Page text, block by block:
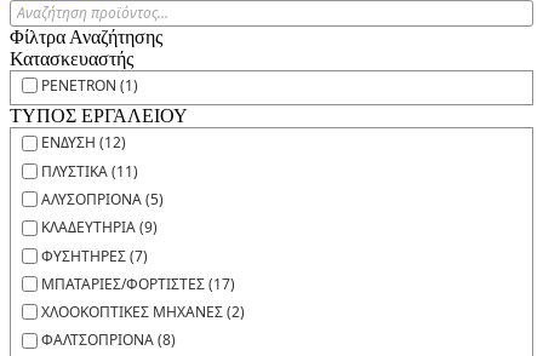
Φίλτρα Αναζήτησης
Κατασκευαστής
PENETRON (1)
ΤΥΠΟΣ ΕΡΓΑΛΕΙΟΥ
ΕΝΔΥΣΗ (12)
ΠΛΥΣΤΙΚΑ (11)
ΑΛΥΣΟΠΡΙΟΝΑ (5)
ΚΛΑΔΕΥΤΗΡΙΑ (9)
ΦΥΣΗΤΗΡΕΣ (7)
ΜΠΑΤΑΡΙΕΣ/ΦΟΡΤΙΣΤΕΣ (17)
ΧΛΟΟΚΟΠΤΙΚΕΣ ΜΗΧΑΝΕΣ (2)
ΦΑΛΤΣΟΠΡΙΟΝΑ (8)